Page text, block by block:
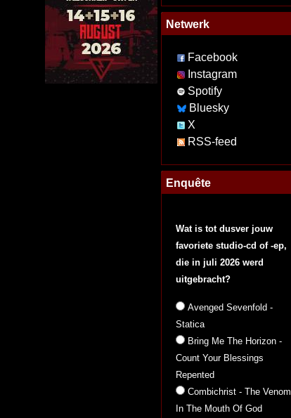
Netwerk
Facebook
Instagram
Spotify
Bluesky
X
RSS-feed
Enquête
Wat is tot dusver jouw
favoriete studio-cd of -ep,
die in juli 2026 werd
uitgebracht?
Avenged Sevenfold -
Statica
Bring Me The Horizon -
Count Your Blessings
Repented
Combichrist - The Venom
In The Mouth Of God